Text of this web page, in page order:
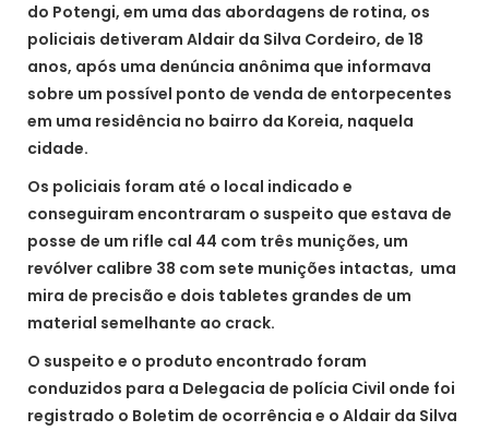
do Potengi, em uma das abordagens de rotina, os
policiais detiveram Aldair da Silva Cordeiro, de 18
anos, após uma denúncia anônima que informava
sobre um possível ponto de venda de entorpecentes
em uma residência no bairro da Koreia, naquela
cidade.
Os policiais foram até o local indicado e
conseguiram encontraram o suspeito que estava de
posse de um rifle cal 44 com três munições, um
revólver calibre 38 com sete munições intactas, uma
mira de precisão e dois tabletes grandes de um
material semelhante ao crack.
O suspeito e o produto encontrado foram
conduzidos para a Delegacia de polícia Civil onde foi
registrado o Boletim de ocorrência e o Aldair da Silva